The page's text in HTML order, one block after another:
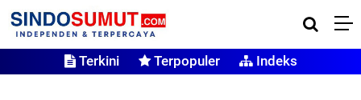
Terkini Terpopuler Indeks